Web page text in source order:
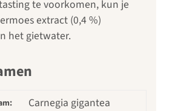
te voorkomen, kun je
extract (0,4 %)
het gietwater.
Carnegia gigantea